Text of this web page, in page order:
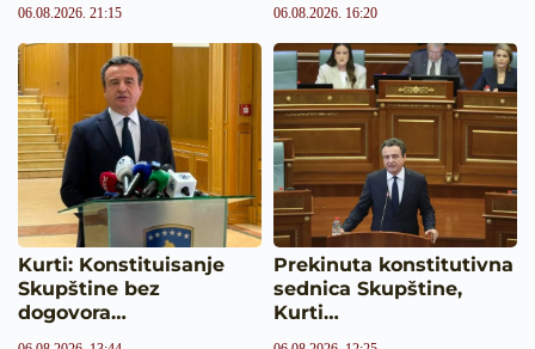
06.08.2026. 21:15 06.08.2026. 16:20
Kurti: Konstituisanje
Skupštine bez
dogovora…
Prekinuta konstitutivna
sednica Skupštine,
Kurti…